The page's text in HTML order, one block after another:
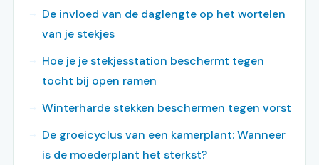
De invloed van de daglengte op het wortelen
van je stekjes
Hoe je je stekjesstation beschermt tegen
tocht bij open ramen
Winterharde stekken beschermen tegen vorst
De groeicyclus van een kamerplant: Wanneer
is de moederplant het sterkst?